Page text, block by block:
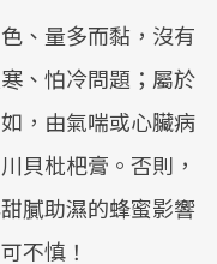
、量多而黏，沒有
、怕冷問題；屬於
，由氣喘或心臟病
貝枇杷膏。否則，
膩助濕的蜂蜜影響
不慎！